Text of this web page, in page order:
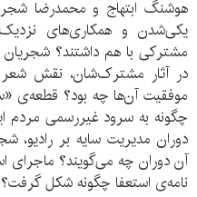
هوشنگ ابتهاج و محمدرضا
یکی‌شدن و همکاری‌های
مشترکی با هم داشتند؟ شجریان
در آثار مشترک‌شان، نقش شعر
موفقیت آن‌ها چه بود؟ قطعه‌ی
چگونه به سرود غیررسمی مردم
دوران مدیریت سایه بر رادیو،
آن دوران چه می‌گویند؟ ماجرای
نامه‌ی استعفا چگونه شکل گرفت؟